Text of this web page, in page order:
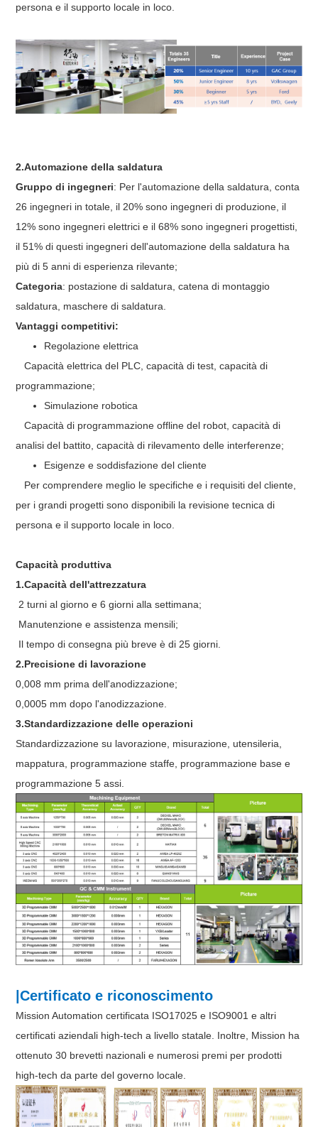
persona e il supporto locale in loco.
2.Automazione della saldatura
Gruppo di ingegneri: Per l'automazione della saldatura, conta
26 ingegneri in totale, il 20% sono ingegneri di produzione, il
12% sono ingegneri elettrici e il 68% sono ingegneri progettisti,
il 51% di questi ingegneri dell'automazione della saldatura ha
più di 5 anni di esperienza rilevante;
Categoria: postazione di saldatura, catena di montaggio
saldatura, maschere di saldatura.
Vantaggi competitivi:
Regolazione elettrica
Capacità elettrica del PLC, capacità di test, capacità di
programmazione;
Simulazione robotica
Capacità di programmazione offline del robot, capacità di
analisi del battito, capacità di rilevamento delle interferenze;
Esigenze e soddisfazione del cliente
Per comprendere meglio le specifiche e i requisiti del cliente,
per i grandi progetti sono disponibili la revisione tecnica di
persona e il supporto locale in loco.
Capacità produttiva
1.Capacità dell'attrezzatura
2 turni al giorno e 6 giorni alla settimana;
Manutenzione e assistenza mensili;
Il tempo di consegna più breve è di 25 giorni.
2.Precisione di lavorazione
0,008 mm prima dell'anodizzazione;
0,0005 mm dopo l'anodizzazione.
3.Standardizzazione delle operazioni
Standardizzazione su lavorazione, misurazione, utensileria,
mappatura, programmazione staffe, programmazione base e
programmazione 5 assi.
|Certificato e riconoscimento
Mission Automation certificata ISO17025 e ISO9001 e altri
certificati aziendali high-tech a livello statale. Inoltre, Mission ha
ottenuto 30 brevetti nazionali e numerosi premi per prodotti
high-tech da parte del governo locale.